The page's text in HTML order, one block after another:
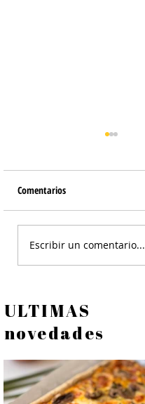
Tortilla de Papines
Comentarios
Escribir un comentario...
ULTIMAS
novedades